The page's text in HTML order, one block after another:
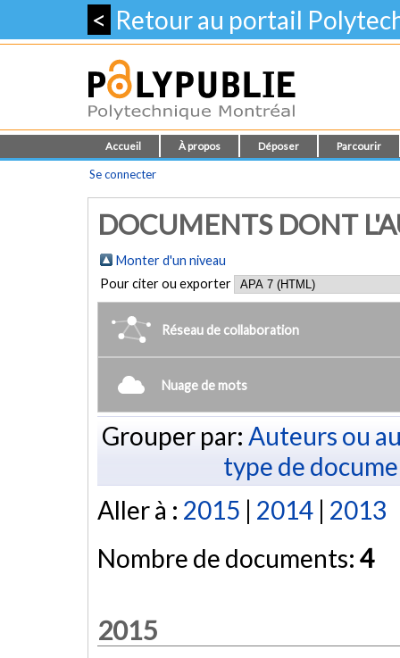
< Retour au portail
Accueil À propos Déposer Parcourir
Se connecter
DOCUMENTS DONT
Monter d'un niveau
Pour citer ou exporter
Réseau de collaboration
Nuage de mots
Grouper par: Auteurs ou
type de
Aller à : 2015 | 2014 | 2013
Nombre de documents: 4
2015